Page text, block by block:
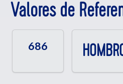
Valores de
686